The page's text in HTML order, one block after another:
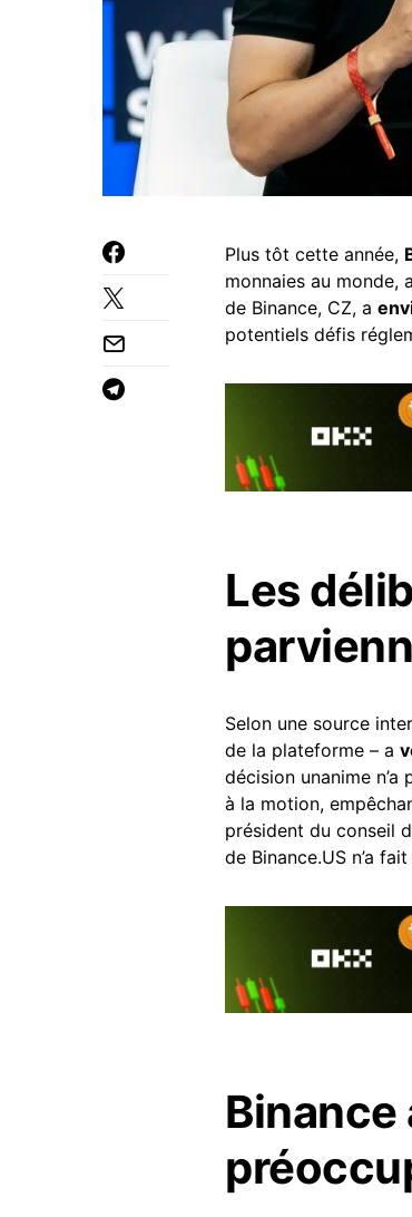
Plus tôt cette année,
monnaies au monde, a
de Binance, CZ, a
potentiels défis
Les
Selon une source
de la plateforme – a
décision unanime n’a
à la motion,
président du conseil
de Binance.US n’a
Binance